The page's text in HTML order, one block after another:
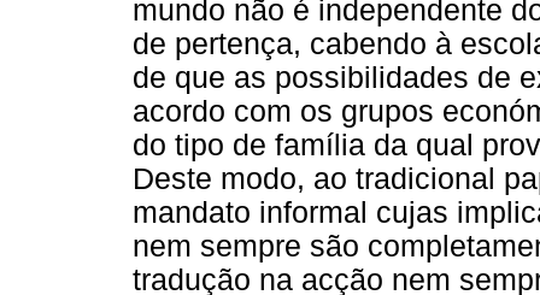
mundo não é independente
de pertença, cabendo à
de que as possibilidades de
acordo com os grupos
do tipo de família da qual
Deste modo, ao tradicional
mandato informal cujas
nem sempre são
tradução na acção nem